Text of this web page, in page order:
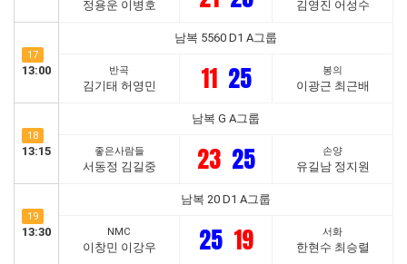
정용운 이병호 김영진 어성수
17
13:00
남복 5560 D1 A그룹
반곡
김기태 허영민 11 25 봉의
이광근 최근배
18
13:15
남복 G A그룹
좋은사람들
서동정 김길중 23 25 손양
유길남 정지원
19
13:30
남복 20 D1 A그룹
NMC
이창민 이강우 25 19 서화
한현수 최승렬